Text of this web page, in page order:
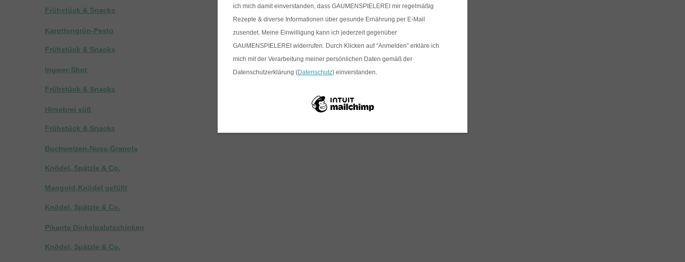
Frühstück & Snacks
Karottengrün-Pesto
Frühstück & Snacks
Ingwer-Shot
Frühstück & Snacks
Hirsebrei süß
Frühstück & Snacks
Buchweizen-Nuss-Granola
Knödel, Spätzle & Co.
Mangold-Knödel gefüllt
Knödel, Spätzle & Co.
Pikante Dinkelpalatschinken
Knödel, Spätzle & Co.